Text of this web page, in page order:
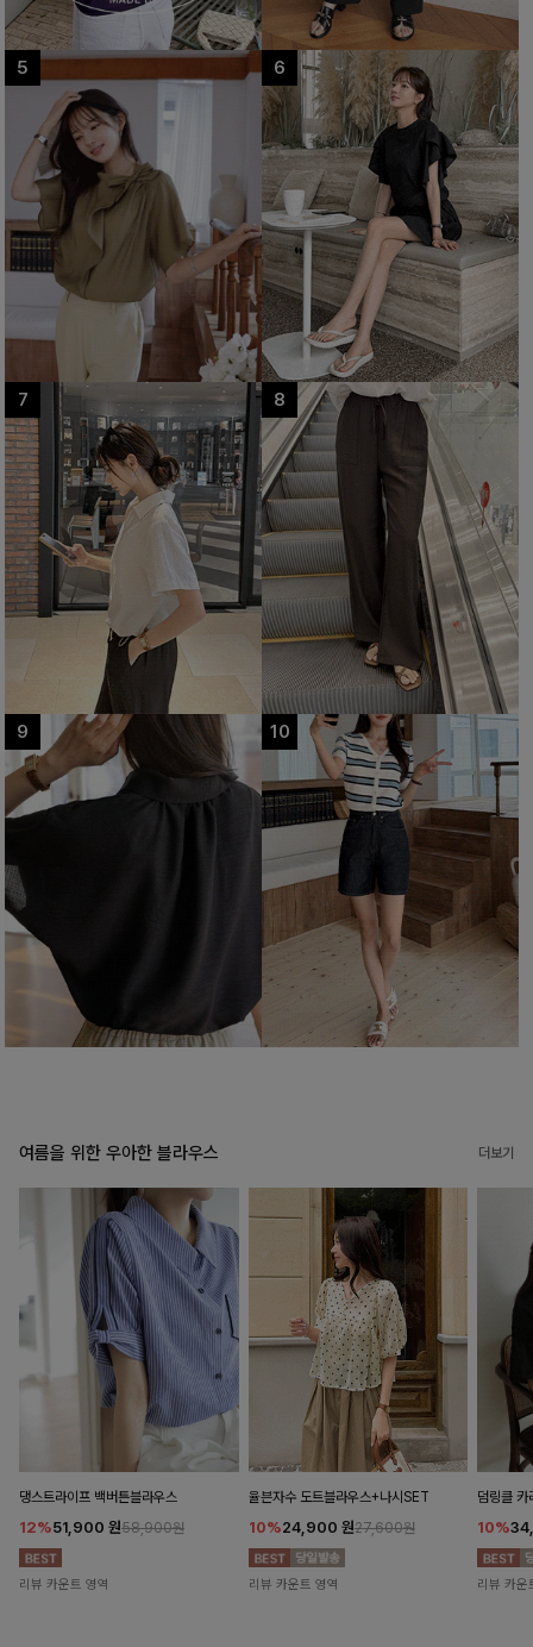
여름을 위한 우아한 블라우스 더보기
댕스트라이프 백버튼블라우스
12%51,900 원58,900원
리뷰 카운트 영역
율븐자수 도트블라우스+나시SET
10%24,900 원27,600원
리뷰 카운트 영역
덤링클 카
10%
리뷰 카운